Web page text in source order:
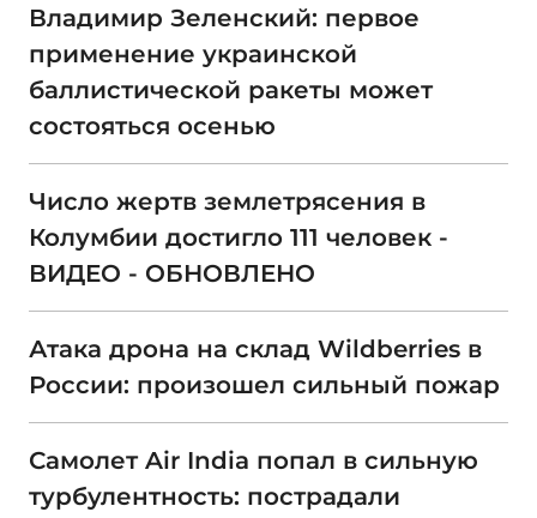
Владимир Зеленский: первое
применение украинской
баллистической ракеты может
состояться осенью
Число жертв землетрясения в
Колумбии достигло 111 человек -
ВИДЕО - ОБНОВЛЕНО
Атака дрона на склад Wildberries в
России: произошел сильный пожар
Самолет Air India попал в сильную
турбулентность: пострадали